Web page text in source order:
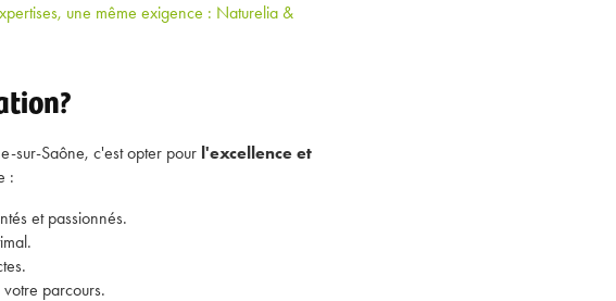
une même exigence : Naturelia &
sur-Saône, c'est opter pour l'excellence et
:
et passionnés.
parcours.